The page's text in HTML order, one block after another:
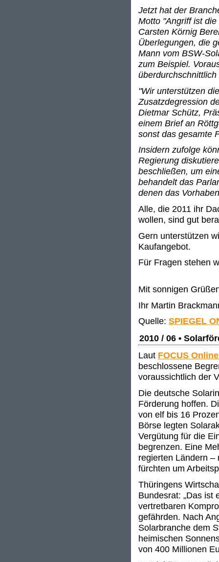
Jetzt hat der
Motto "Angriff ist
Carsten Körnig
Überlegungen, die
Mann vom BSW-
zum Beispiel.
"Wir unterstützen
Zusatzdegression
Dietmar Schütz,
einem Brief an
sonst das gesamte
Insidern zufolge
Regierung
beschließen, um
behandelt das
denen das
Alle, die 2011 ihr
wollen, sind gut
Gern unterstützen
Kaufangebot.
Für Fragen stehen
Mit sonnigen
Ihr Martin
Quelle: SPIEGEL
2010 / 06 •
Laut FOCUS
beschlossene
voraussichtlich der
Die deutsche
Förderung hoffen.
von elf bis 16
Börse legten
Vergütung für die
begrenzen. Eine
regierten Ländern –
fürchten um
Thüringens
Bundesrat: „Das ist
vertretbaren
gefährden. Nach
Solarbranche dem
heimischen
von 400 Millionen